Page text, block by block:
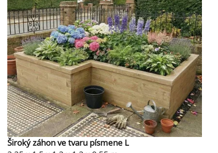
Široký záhon ve tvaru písmene L